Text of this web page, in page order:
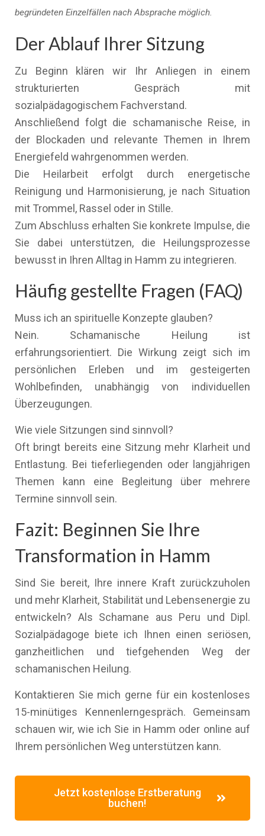
begründeten Einzelfällen nach Absprache möglich.
Der Ablauf Ihrer Sitzung
Zu Beginn klären wir Ihr Anliegen in einem
strukturierten Gespräch mit
sozialpädagogischem Fachverstand.
Anschließend folgt die schamanische Reise, in
der Blockaden und relevante Themen in Ihrem
Energiefeld wahrgenommen werden.
Die Heilarbeit erfolgt durch energetische
Reinigung und Harmonisierung, je nach Situation
mit Trommel, Rassel oder in Stille.
Zum Abschluss erhalten Sie konkrete Impulse, die
Sie dabei unterstützen, die Heilungsprozesse
bewusst in Ihren Alltag in Hamm zu integrieren.
Häufig gestellte Fragen (FAQ)
Muss ich an spirituelle Konzepte glauben?
Nein. Schamanische Heilung ist
erfahrungsorientiert. Die Wirkung zeigt sich im
persönlichen Erleben und im gesteigerten
Wohlbefinden, unabhängig von individuellen
Überzeugungen.
Wie viele Sitzungen sind sinnvoll?
Oft bringt bereits eine Sitzung mehr Klarheit und
Entlastung. Bei tieferliegenden oder langjährigen
Themen kann eine Begleitung über mehrere
Termine sinnvoll sein.
Fazit: Beginnen Sie Ihre
Transformation in Hamm
Sind Sie bereit, Ihre innere Kraft zurückzuholen
und mehr Klarheit, Stabilität und Lebensenergie zu
entwickeln? Als Schamane aus Peru und Dipl.
Sozialpädagoge biete ich Ihnen einen seriösen,
ganzheitlichen und tiefgehenden Weg der
schamanischen Heilung.
Kontaktieren Sie mich gerne für ein kostenloses
15-minütiges Kennenlerngespräch. Gemeinsam
schauen wir, wie ich Sie in Hamm oder online auf
Ihrem persönlichen Weg unterstützen kann.
Jetzt kostenlose Erstberatung
buchen!